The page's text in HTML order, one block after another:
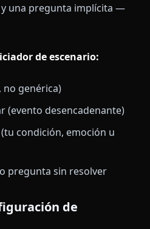
una pregunta implícita —
de escenario:
no genérica)
(evento desencadenante)
condición, emoción u
pregunta sin resolver
de